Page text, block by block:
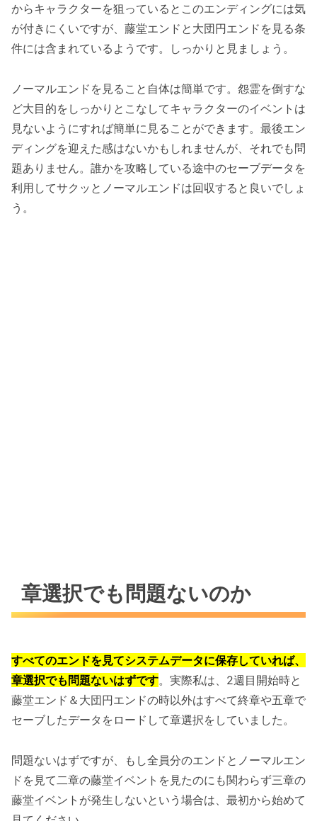
からキャラクターを狙っているとこのエンディングには気
が付きにくいですが、藤堂エンドと大団円エンドを見る条
件には含まれているようです。しっかりと見ましょう。
ノーマルエンドを見ること自体は簡単です。怨霊を倒すな
ど大目的をしっかりとこなしてキャラクターのイベントは
見ないようにすれば簡単に見ることができます。最後エン
ディングを迎えた感はないかもしれませんが、それでも問
題ありません。誰かを攻略している途中のセーブデータを
利用してサクッとノーマルエンドは回収すると良いでしょ
う。
章選択でも問題ないのか
すべてのエンドを見てシステムデータに保存していれば、
章選択でも問題ないはずです。実際私は、2週目開始時と
藤堂エンド＆大団円エンドの時以外はすべて終章や五章で
セーブしたデータをロードして章選択をしていました。
問題ないはずですが、もし全員分のエンドとノーマルエン
ドを見て二章の藤堂イベントを見たのにも関わらず三章の
藤堂イベントが発生しないという場合は、最初から始めて